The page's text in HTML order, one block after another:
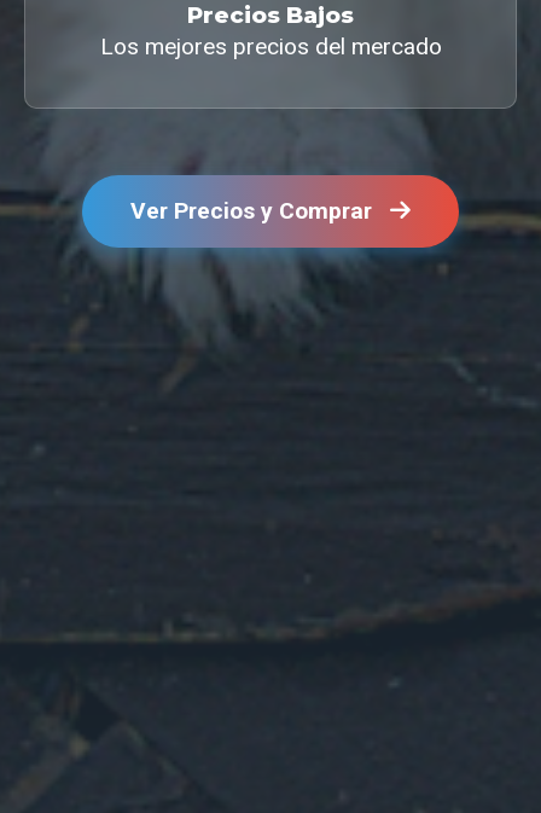
Precios Bajos
Los mejores precios del mercado
Ver Precios y Comprar